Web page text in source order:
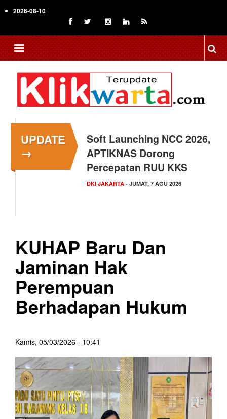
to
content
2026-08-10
UPDATE
→
Menkop Bawa Semangat
Koperasi ke Festival
Lembah Baliem Wamena
NASIONAL- JUMAT, 7 AGU 2026
KUHAP Baru Dan
Jaminan Hak
Perempuan
Berhadapan Hukum
Kamis, 05/03/2026 - 10:41